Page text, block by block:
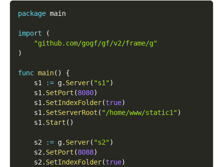
package main
import
(
"github.com/gogf/gf/v2/frame/g"
)
func main( )
{
    s1
:= g. Server( "s1")
    s1
. SetPort (8080)
    s1
. SetIndexFolder(true)
    s1
. SetServerRoot ( "/home/www/static1")
    s1
. Start ( )
    s2
:= g. Server( "s2")
    s2
. SetPort (8088)
    s2
. SetIndexFolder(true)